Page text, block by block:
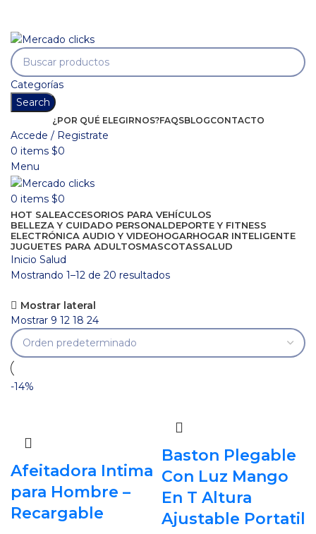
Categorías
Search
¿POR QUÉ ELEGIRNOS?FAQSBLOGCONTACTO
Accede / Registrate
0 items $0
Menu
0 items $0
HOT SALEACCESORIOS PARA VEHÍCULOS
BELLEZA Y CUIDADO PERSONALDEPORTE Y FITNESS
ELECTRÓNICA AUDIO Y VIDEOHOGARHOGAR INTELIGENTE
JUGUETES PARA ADULTOSMASCOTASSALUD
Inicio Salud
Mostrando 1–12 de 20 resultados
Mostrar lateral
Mostrar 9 12 18 24
-14%
Afeitadora Intima
para Hombre –
Recargable
Baston Plegable
Con Luz Mango
En T Altura
Ajustable Portatil